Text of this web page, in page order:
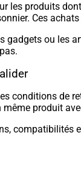
les produits
Ces
gadgets ou les
conditions de
produit
compatibilités